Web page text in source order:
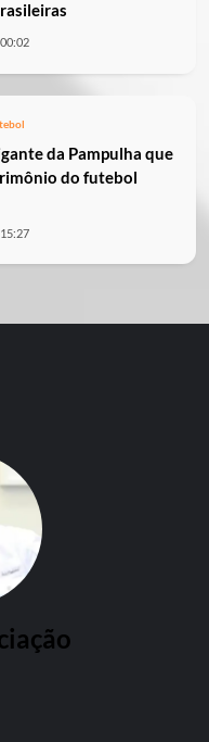
da Pampulha que
do futebol